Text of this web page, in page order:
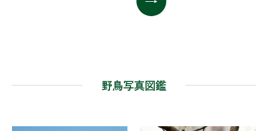
野鳥写真図鑑